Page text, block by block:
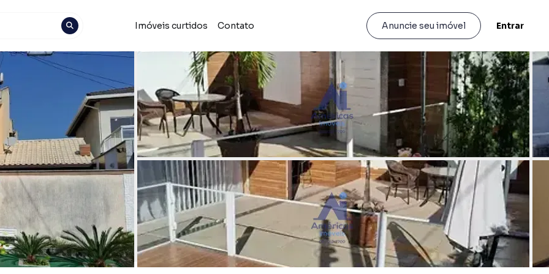
Imóveis curtidos Contato Anuncie seu imóvel Entrar